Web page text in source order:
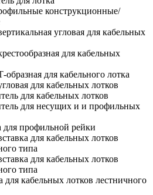
конструкционные/
угловая для кабельных
для кабельных
образная для кабельного лотка
для кабельных лотков
для кабельных лотков
для несущих и и профильных
для профильной рейки
для кабельных лотков
типа
для кабельных лотков
типа
для кабельных лотков лестничного